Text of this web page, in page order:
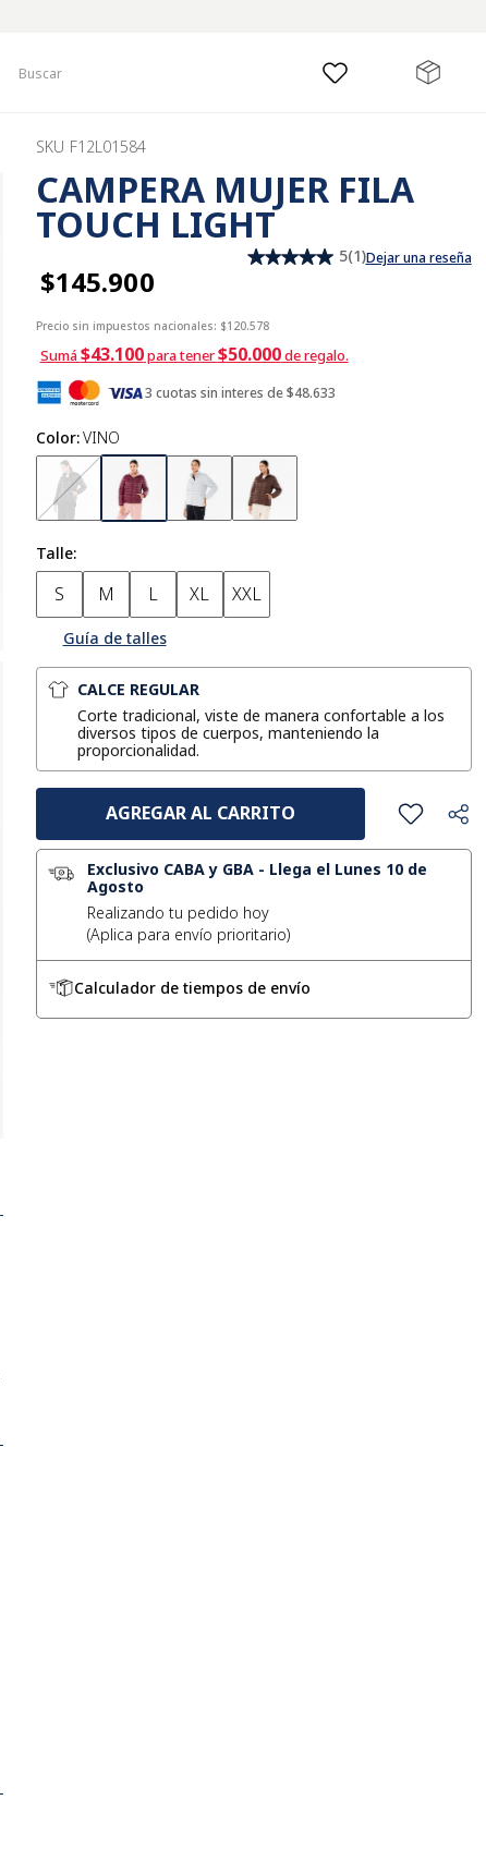
SKU F12L01584
CAMPERA MUJER FILA
TOUCH LIGHT
5(1)Dejar una reseña
$145.900
Precio sin impuestos nacionales: $120.578
Sumá$43.100para tener$50.000de regalo.
3 cuotas sin interes de $48.633
Color:VINO
Talle
L
M
S XL XXL
Guía de talles
CALCE REGULAR
Corte tradicional, viste de manera confortable a los
diversos tipos de cuerpos, manteniendo la
proporcionalidad.
AGREGAR AL CARRITO
Exclusivo CABA y GBA- Llega el Lunes 10 de
Agosto
Realizando tu pedido hoy
Calculador de tiempos de envío